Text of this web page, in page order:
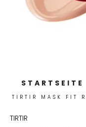
STARTSEITE
TIRTIR MASK FIT
TIRTIR